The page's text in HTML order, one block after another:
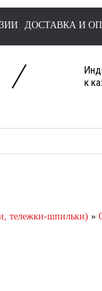
ДОСТАВКА И
к
тележки-шпильки) »